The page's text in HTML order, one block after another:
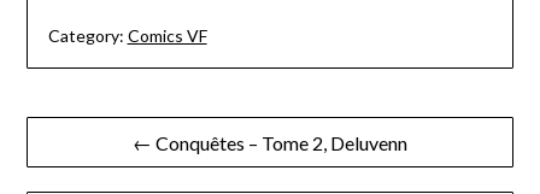
Category: Comics VF
Navigation
de
← Conquêtes – Tome 2, Deluvenn